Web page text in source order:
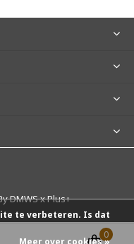
DMWSxPlus+
0
te verbeteren. Is dat
Meer over cookies »